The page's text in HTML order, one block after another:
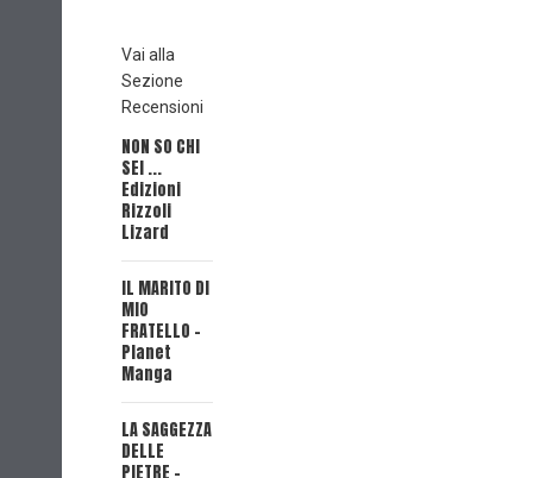
Vai alla
Sezione
Recensioni
NON SO CHI
SEI ...
Edizioni
Rizzoli
Lizard
IL MARITO DI
MIO
FRATELLO -
Planet
Manga
LA SAGGEZZA
DELLE
PIETRE -